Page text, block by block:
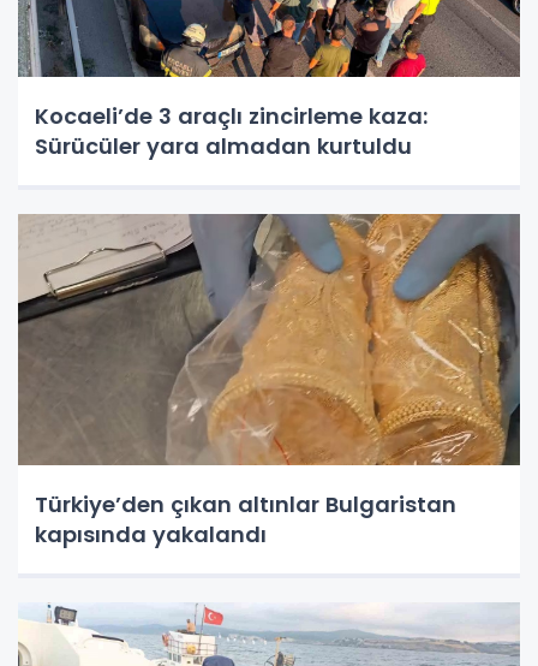
Kocaeli’de 3 araçlı zincirleme kaza:
Sürücüler yara almadan kurtuldu
Türkiye’den çıkan altınlar Bulgaristan
kapısında yakalandı